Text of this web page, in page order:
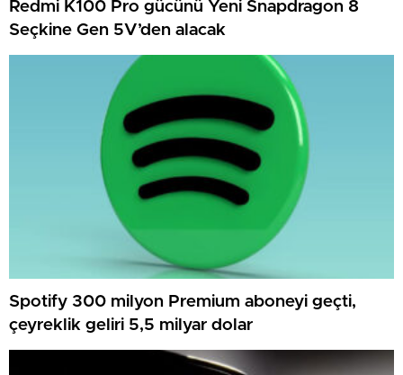
Redmi K100 Pro gücünü Yeni Snapdragon 8
Seçkine Gen 5V’den alacak
Spotify 300 milyon Premium aboneyi geçti,
çeyreklik geliri 5,5 milyar dolar